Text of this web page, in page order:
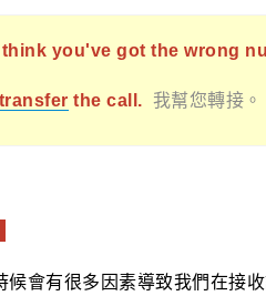
you've got the wrong
transfer the call. 我幫您轉接。
候會有很多因素導致我們在接